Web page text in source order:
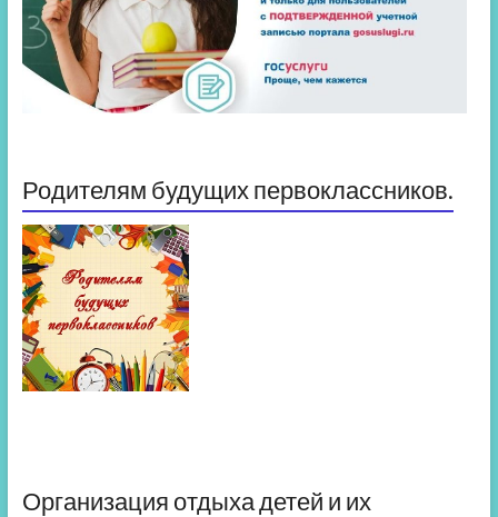
Родителям будущих первоклассников.
Организация отдыха детей и их